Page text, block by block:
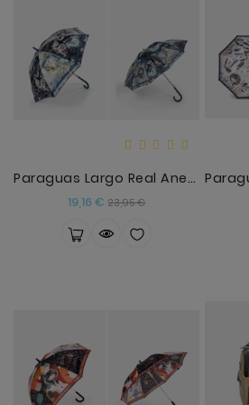
Paraguas Largo Real Anekke
19,16 € Precio
23,95 €Precio